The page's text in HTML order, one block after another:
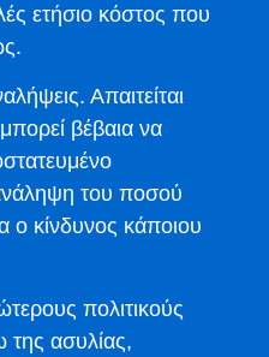
ετήσιο κόστος που
Απαιτείται
βέβαια να
του ποσού
ο κίνδυνος κάποιου
πολιτικούς
της ασυλίας,